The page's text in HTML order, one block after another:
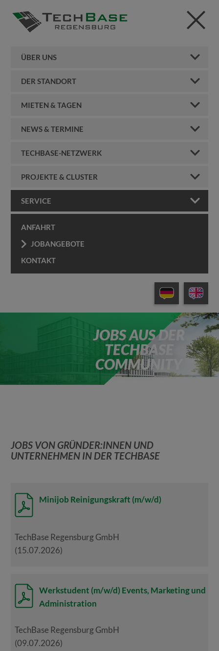
ÜBER UNS
DER STANDORT
MIETEN & TAGEN
NEWS & TERMINE
TECHBASE-NETZWERK
PROJEKTE & CLUSTER
SERVICE
ANFAHRT
JOBANGEBOTE
KONTAKT
JOBS AUS DER
TECHBASE
COMMUNITY
JOBS VON GRÜNDER:INNEN UND
UNTERNEHMEN IN DER TECHBASE
Minijob Reinigungskraft (m/w/d)
TechBase Regensburg GmbH
(15.07.2026)
Werkstudent (m/w/d) Events, Marketing und
Administration
TechBase Regensburg GmbH
(09.07.2026)